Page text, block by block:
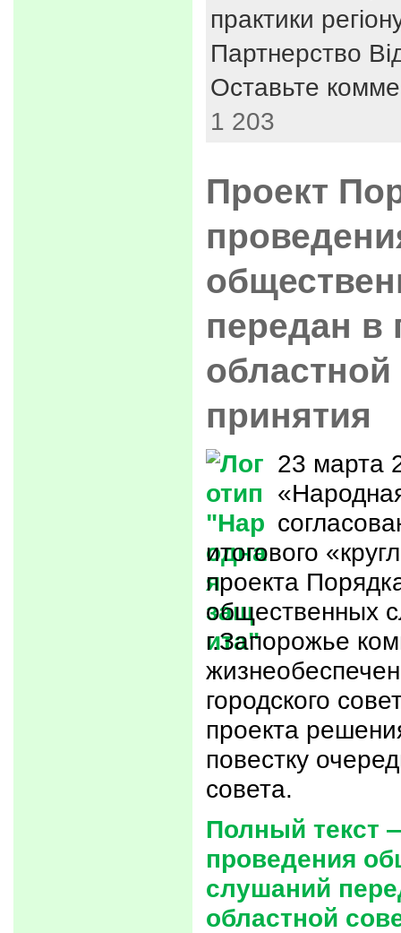
практики регіону
Партнерство
Оставьте
1 203
Проект
передан в
принятия
23 марта
итогового
проекта
общественных
г.Запорожье
городского
проекта
повестку
совета.
Полный текст
проведения
слушаний
областной